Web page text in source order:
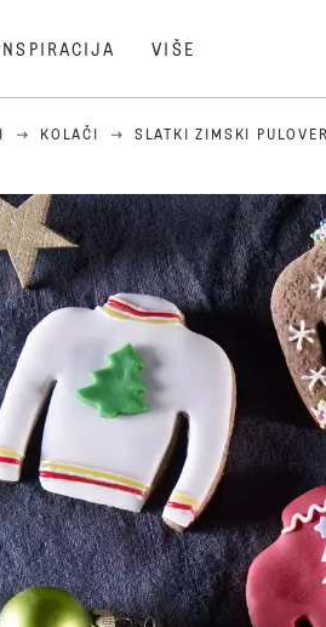
INSPIRACIJA VIŠE
KOLAČI SLATKI ZIMSKI